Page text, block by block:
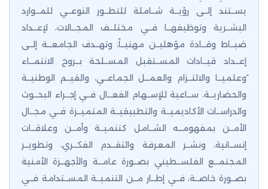
يســتند إلــى رؤيــة شــاملة للتطــور النوعــي للمــوارد
البشــرية وتوظيفهــا فــي مختلــف المجــالات، لإعــداد
ضبــاط وقــادة مؤهليــن مهنيــاً، وتهــدف الجامعــة إلــى
إعــداد قيــادات المســتقبل المســلحة بــروح الانتمــاء
ًوعلميــا والالتــزام والعمــل الجماعــي، والقيــم الوطنيــة
والحضاريــة، ســاعية للإســهام الفعــال فــي إجــراء البحــوث
والدراســات الأكاديميــة والتطبيقيــة المتميــزة فــي مجــال
الأمــن بمفهومــه الشــامل كتنميــة وأمــن وعلاقــات
إنســانية، ونشــر المعرفة والتقــدم الفكــري، وتطويــر
المجتمــع الفلســطيني بصــورة عامــة والأجهــزة الأمنية
بصــورة خاصــة، فــي إطــار مــن التنميــة المســتدامة فــي